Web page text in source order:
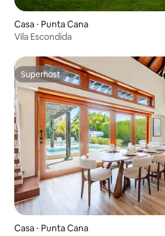
Casa ⋅ Punta Cana
Vila Escondida
Superhost
Superhost
Casa ⋅ Punta Cana